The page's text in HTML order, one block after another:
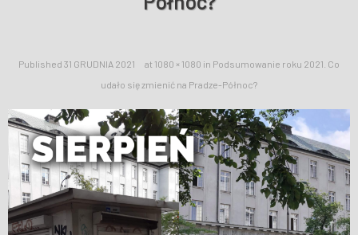
Published 31 GRUDNIA 2021 at 1080 × 1080 in Podsumowanie roku 2021. Co
udało się zmienić na Pradze-Północ?